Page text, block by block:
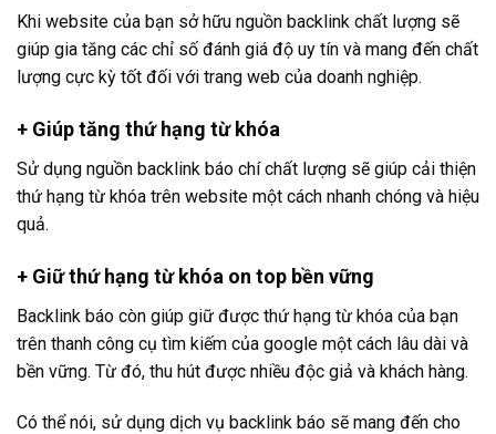
Khi website của bạn sở hữu nguồn backlink chất lượng sẽ
giúp gia tăng các chỉ số đánh giá độ uy tín và mang đến chất
lượng cực kỳ tốt đối với trang web của doanh nghiệp.
+ Giúp tăng thứ hạng từ khóa
Sử dụng nguồn backlink báo chí chất lượng sẽ giúp cải thiện
thứ hạng từ khóa trên website một cách nhanh chóng và hiệu
quả.
+ Giữ thứ hạng từ khóa on top bền vững
Backlink báo còn giúp giữ được thứ hạng từ khóa của bạn
trên thanh công cụ tìm kiếm của google một cách lâu dài và
bền vững. Từ đó, thu hút được nhiều độc giả và khách hàng.
Có thể nói, sử dụng dịch vụ backlink báo sẽ mang đến cho